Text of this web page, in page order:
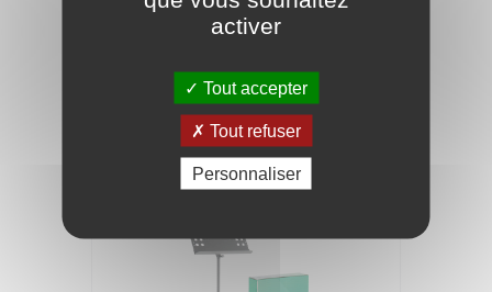
STAGG PUPITRE D'ORCHESTRE+TAB
PLEINE
39,00 €
activer
Tout accepter
Tout refuser
Personnaliser